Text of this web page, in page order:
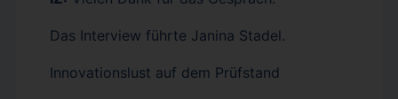
Das Interview führte Janina Stadel.
Innovationslust auf dem Prüfstand